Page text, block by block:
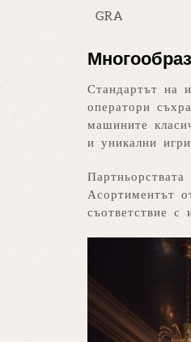
GRA
Стандартът на
оператори
машините
и уникални
Асортиментът
съответствие с